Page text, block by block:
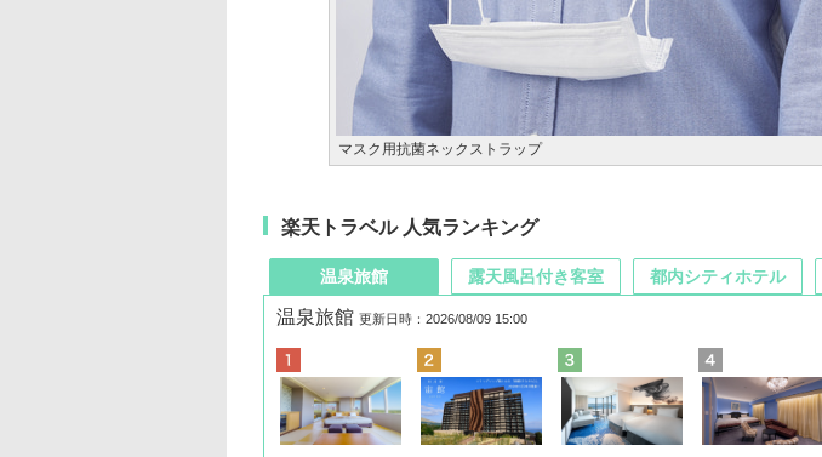
マスク用抗菌ネックストラップ
楽天トラベル 人気ランキング
温泉旅館
温泉旅館 更新日時：2026/08/09 15:00
露天風呂付き客室 都内シティホテル